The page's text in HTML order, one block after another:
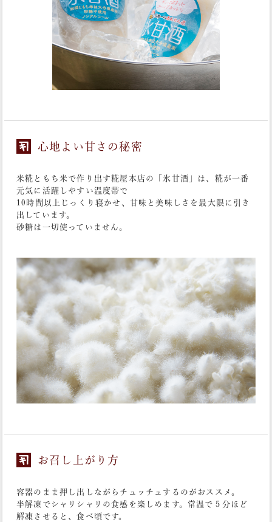
心地よい甘さの秘密
米糀ともち米で作り出す糀屋本店の「氷甘酒」は、糀が一番
元気に活躍しやすい温度帯で
10時間以上じっくり寝かせ、甘味と美味しさを最大限に引き
出しています。
砂糖は一切使っていません。
お召し上がり方
容器のまま押し出しながらチュッチュするのがおススメ。
半解凍でシャリシャリの食感を楽しめます。常温で５分ほど
解凍させると、食べ頃です。